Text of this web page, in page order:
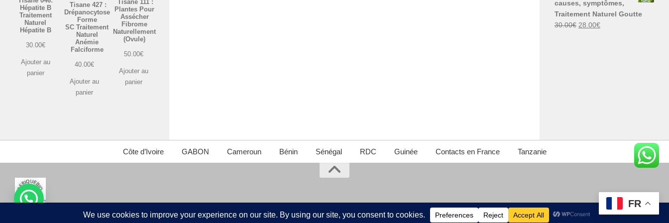
Hépatite B
Traitement
Naturel
Hépatite B
30.00€
Ajouter au
panier
Tisane 427 :
Drépanocytose
Forme
SC Traitement
Naturel
Anémie
Falciforme
40.00€
Ajouter au
panier
Tisane 111 :
Plantes Pour
Assécher
Fibrome
Naturellement
(Ovule)
50.00€
Ajouter au
panier
30.00€.
causes, symptômes,
Traitement Naturel Goutte
30.00€ Le
28.00€Le
Côte d’Ivoire GABON Cameroun Bénin Sénégal RDC Guinée Contacts en France Tanzanie
FR